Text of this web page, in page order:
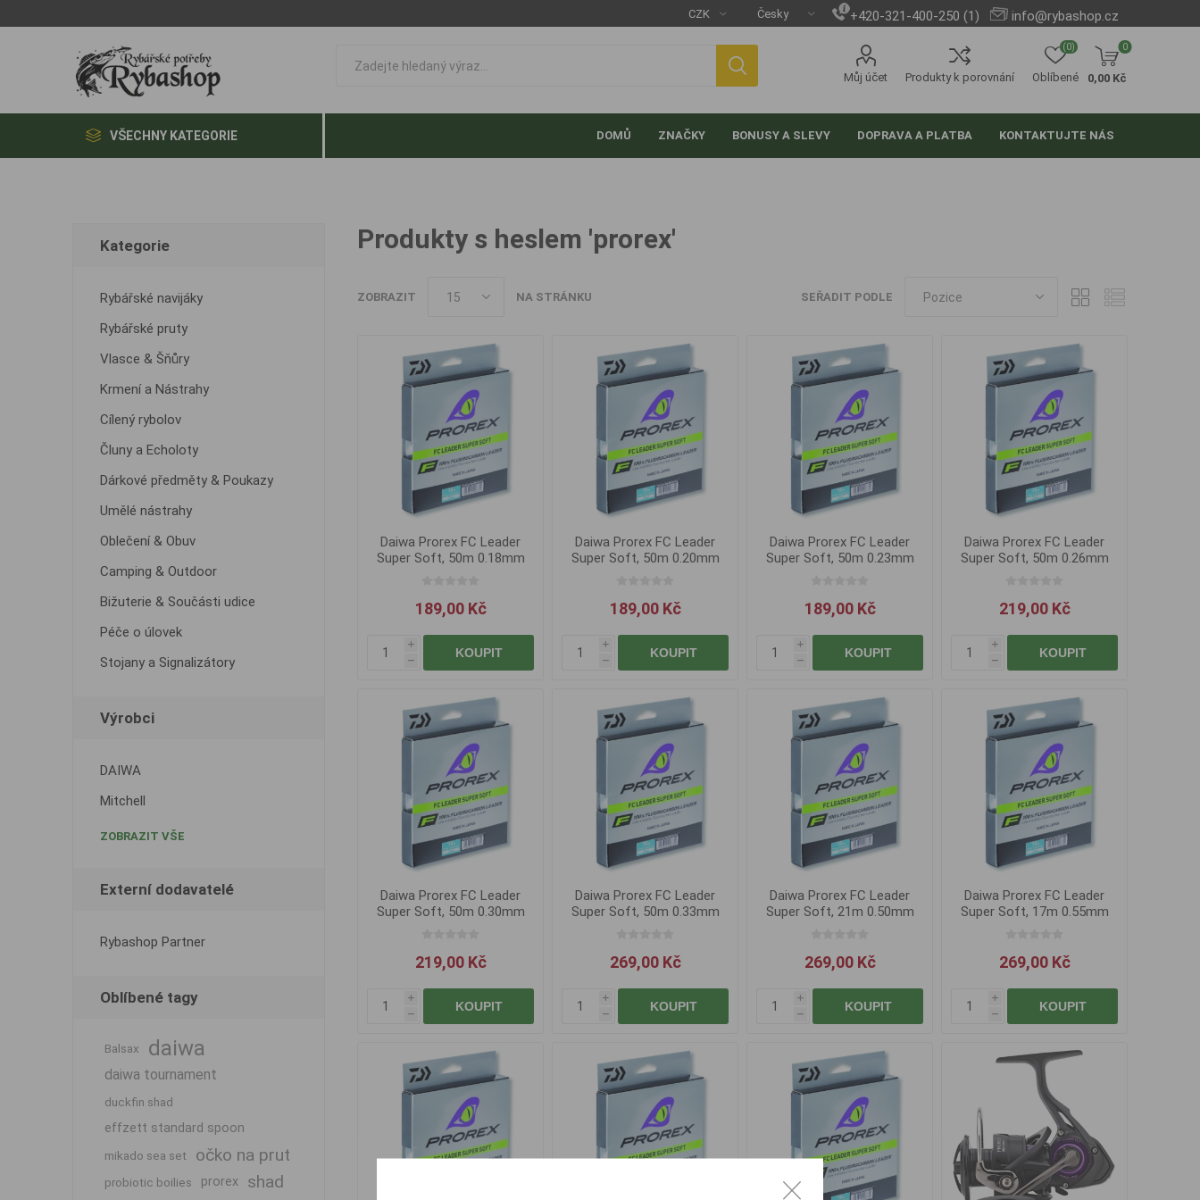
+420-321-400-250 (1) info@rybashop.cz
Můj účet Produkty k porovnání Oblíbené
(0) 0
0,00 Kč
VŠECHNY KATEGORIE DOMŮ ZNAČKY BONUSY A SLEVY DOPRAVA A PLATBA KONTAKTUJTE NÁS
Produkty s heslem 'prorex'
SEŘADIT PODLE
ZOBRAZIT NA STRÁNKU
Daiwa Prorex FC Leader
Super Soft, 50m 0.18mm
189,00 Kč
i
h
KOUPIT
Daiwa Prorex FC Leader
Super Soft, 50m 0.20mm
189,00 Kč
i
h
KOUPIT
Daiwa Prorex FC Leader
Super Soft, 50m 0.23mm
189,00 Kč
i
h
KOUPIT
Daiwa Prorex FC Leader
Super Soft, 50m 0.26mm
219,00 Kč
i
h
KOUPIT
Daiwa Prorex FC Leader
Super Soft, 50m 0.30mm
219,00 Kč
i
h
KOUPIT
Daiwa Prorex FC Leader
Super Soft, 50m 0.33mm
269,00 Kč
i
h
KOUPIT
Daiwa Prorex FC Leader
Super Soft, 21m 0.50mm
269,00 Kč
i
h
KOUPIT
Daiwa Prorex FC Leader
Super Soft, 17m 0.55mm
269,00 Kč
i
h
KOUPIT
Kategorie
Rybářské navijáky
Rybářské pruty
Vlasce & Šňůry
Krmení a Nástrahy
Cílený rybolov
Čluny a Echoloty
Dárkové předměty & Poukazy
Umělé nástrahy
Oblečení & Obuv
Camping & Outdoor
Bižuterie & Součásti udice
Péče o úlovek
Stojany a Signalizátory
Výrobci
DAIWA
Mitchell
ZOBRAZIT VŠE
Externí dodavatelé
Rybashop Partner
Oblíbené tagy
Balsax daiwa
daiwa tournament
duckfin shad
effzett standard spoon
mikado sea set očko na prut
probiotic boilies prorex shad